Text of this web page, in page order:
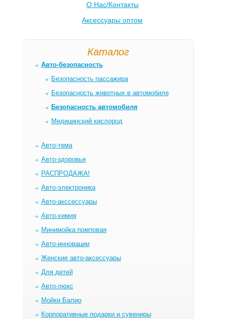
О Нас/Контакты
Аксессуары оптом
Каталог
Авто-безопасность
Безопасность пассажира
Безопасность животных в автомобиле
Безопасность автомобиля
Медицинский кислород
Авто-тема
Авто-здоровье
РАСПРОДАЖА!
Авто-электроника
Авто-акссессуары
Авто-химия
Минимойка помповая
Авто-инновации
Женские авто-аксессуары
Для детей
Авто-люкс
Мойки Балио
Корпоративные подарки и сувениры